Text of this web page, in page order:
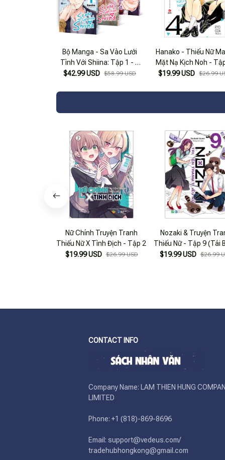
Bộ Manga - Sa Vào Lưới
Tình Với Shiina: Tập 1 - 3
(Bộ 3 Tập)
$42.99 USD $58.99 USD
Hanako - Thiếu Nữ
Mặt Nạ Kịch Noh -
$19.99 USD
$26.99
Nữ Chính Truyện Tranh
Thiếu Nữ X Tình Địch - Tập 2
$19.99 USD $26.99 USD
Nozaki & Truyện
Thiếu Nữ - Tập 9 (Tái
$19.99 USD $26.99
CONTACT INFO
Company Name: LAM THIEN HUNG
LIMITED
Phone: +1 (818)-869-8696
Email: support@vedeus.com/
tradehubhongkong@gmail.com